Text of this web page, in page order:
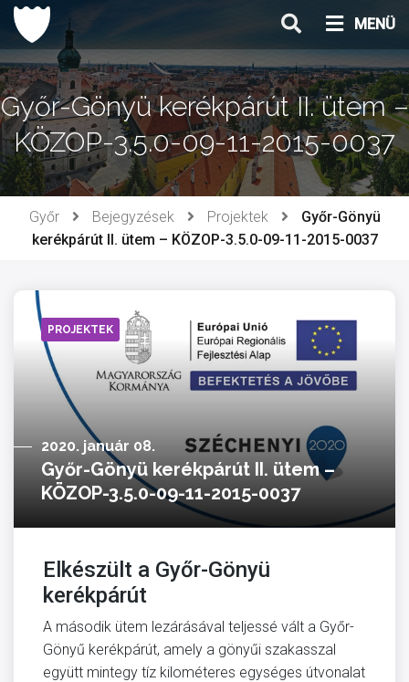
Ugrás
tartalomhoz
MENÜ
Győr-Gönyü kerékpárút II. ütem –
KÖZOP-3.5.0-09-11-2015-0037
Győr Bejegyzések Projektek
Győr-Gönyü
kerékpárút II. ütem – KÖZOP-3.5.0-09-11-2015-0037
PROJEKTEK
2020. január 08.
Győr-Gönyü kerékpárút II. ütem –
KÖZOP-3.5.0-09-11-2015-0037
Elkészült a Győr-Gönyü
kerékpárút
A második ütem lezárásával teljessé vált a Győr-
Gönyű kerékpárút, amely a gönyűi szakasszal
együtt mintegy tíz kilométeres egységes útvonalat